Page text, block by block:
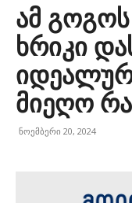
ამ
ხრიკი
მიეღო
ნოემბერი 20, 2024